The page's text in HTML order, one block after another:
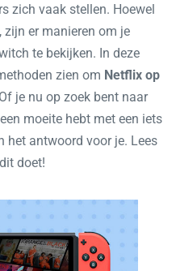
zich vaak stellen. Hoewel
er manieren om je
te bekijken. In deze
zien om Netflix op
je nu op zoek bent naar
moeite hebt met een iets
het antwoord voor je. Lees
doet!